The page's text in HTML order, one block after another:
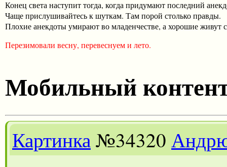
Конец света наступит тогда, когда придумают последний
Чаще прислушивайтесь к шуткам. Там порой столько правды.
Плохие анекдоты умирают во младенчестве, а хорошие живут
Перезимовали весну, перевеснуем и лето.
Мобильный
Картинка№34320